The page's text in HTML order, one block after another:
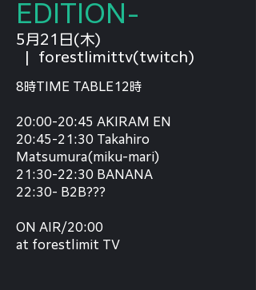
EDITION-
5月21日(木)
forestlimittv(twitch)
8時TIME TABLE12時
20:00-20:45 AKIRAM EN
20:45-21:30 Takahiro
Matsumura(miku-mari)
21:30-22:30 BANANA
22:30- B2B???
ON AIR/20:00
at forestlimit TV